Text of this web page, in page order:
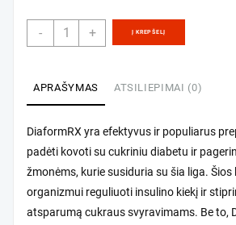
78,00 €.29,00 €.
-
produkto
kiekis:
+ Į KREPŠELĮ
APRAŠYMAS ATSILIEPIMAI (0)
DiaformRX yra efektyvus ir populiarus
padėti kovoti su cukriniu diabetu ir
žmonėms, kurie susiduria su šia liga. Šios
organizmui reguliuoti insulino kiekį ir
atsparumą cukraus svyravimams. Be to,